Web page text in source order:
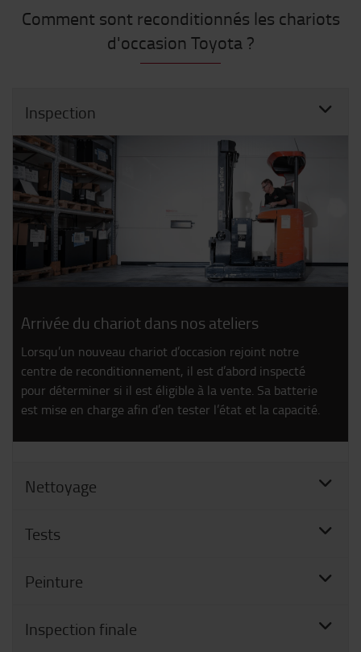
Comment sont reconditionnés les chariots
d'occasion Toyota ?
Inspection
Arrivée du chariot dans nos ateliers
Lorsqu’un nouveau chariot d’occasion rejoint notre
centre de reconditionnement, il est d’abord inspecté
pour déterminer si il est éligible à la vente. Sa batterie
est mise en charge afin d’en tester l’état et la capacité.
Nettoyage
Tests
Peinture
Inspection finale